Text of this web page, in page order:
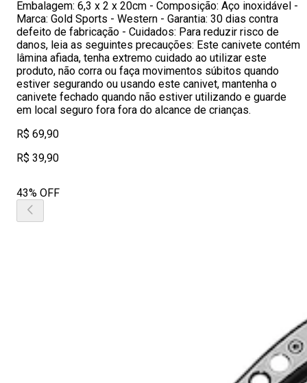
Embalagem: 6,3 x 2 x 20cm - Composição: Aço inoxidável -
Marca: Gold Sports - Western - Garantia: 30 dias contra
defeito de fabricação - Cuidados: Para reduzir risco de
danos, leia as seguintes precauções: Este canivete contém
lâmina afiada, tenha extremo cuidado ao utilizar este
produto, não corra ou faça movimentos súbitos quando
estiver segurando ou usando este canivet, mantenha o
canivete fechado quando não estiver utilizando e guarde
em local seguro fora fora do alcance de crianças.
R$ 69,90
R$ 39,90
43% OFF